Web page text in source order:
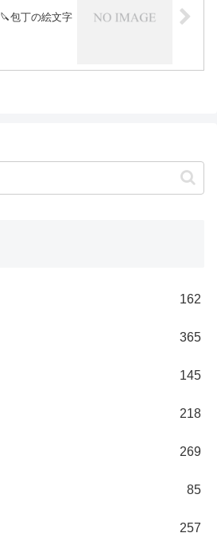
🔪包丁の絵文字
162
365
145
218
269
85
257